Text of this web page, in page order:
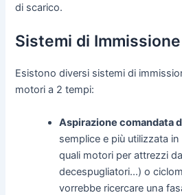
di scarico.
Sistemi di Immissione
Esistono diversi sistemi di
motori a 2 tempi:
Aspirazione comandata
semplice e più utilizzata
quali motori per attrezzi
decespugliatori...) o
vorrebbe ricercare una